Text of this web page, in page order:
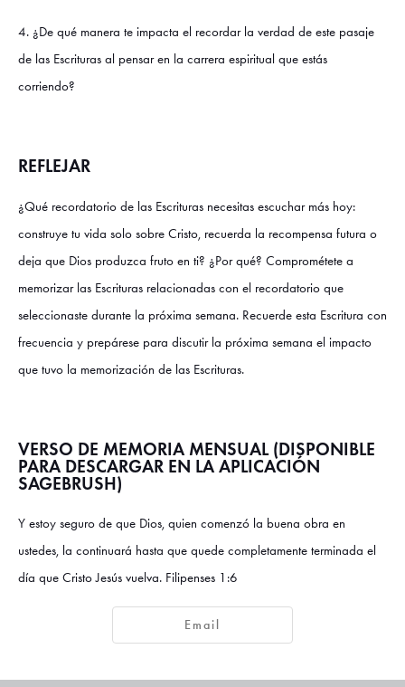
4. ¿De qué manera te impacta el recordar la verdad de este pasaje
de las Escrituras al pensar en la carrera espiritual que estás
corriendo?
REFLEJAR
¿Qué recordatorio de las Escrituras necesitas escuchar más hoy:
construye tu vida solo sobre Cristo, recuerda la recompensa futura o
deja que Dios produzca fruto en ti? ¿Por qué? Comprométete a
memorizar las Escrituras relacionadas con el recordatorio que
seleccionaste durante la próxima semana. Recuerde esta Escritura con
frecuencia y prepárese para discutir la próxima semana el impacto
que tuvo la memorización de las Escrituras.
VERSO DE MEMORIA MENSUAL (DISPONIBLE
PARA DESCARGAR EN LA APLICACIÓN
SAGEBRUSH)
Y estoy seguro de que Dios, quien comenzó la buena obra en
ustedes, la continuará hasta que quede completamente terminada el
día que Cristo Jesús vuelva. Filipenses 1:6
Email